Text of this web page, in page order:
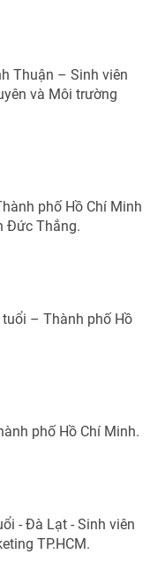
Thuận – Sinh viên
và Môi trường
phố Hồ Chí Minh
Đức Thắng.
– Thành phố Hồ
phố Hồ Chí Minh.
- Đà Lạt - Sinh viên
TP.HCM.